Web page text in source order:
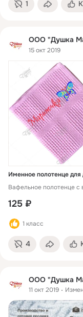
1
ООО "Душка
15 окт 2019
Именное полотенце для
Вафельное полотенце с
125 ₽
1 класс
4
ООО "Душка
11 окт 2019